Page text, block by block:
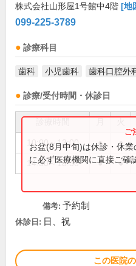
株式会社山形屋1号館中4階 [地
099-225-3789
診療科目
歯科 小児歯科 歯科口腔外
診療/受付時間・休診日
10:00～13:00 ● ●
14:30～18:30 ● ●
お盆(8月中旬)は休診・休
に必ず医療機関に直接ご確
備考: 予約制
休診日: 日、祝
この医院